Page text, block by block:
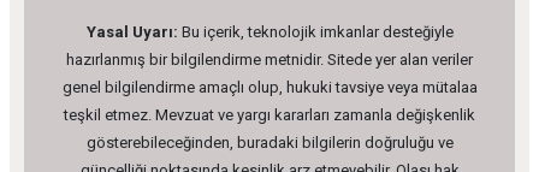
Yasal Uyarı: Bu içerik, teknolojik imkanlar desteğiyle
hazırlanmış bir bilgilendirme metnidir. Sitede yer alan veriler
genel bilgilendirme amaçlı olup, hukuki tavsiye veya mütalaa
teşkil etmez. Mevzuat ve yargı kararları zamanla değişkenlik
gösterebileceğinden, buradaki bilgilerin doğruluğu ve